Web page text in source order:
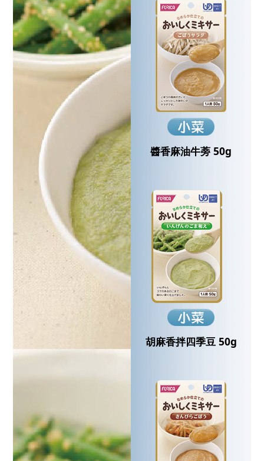
醬香麻油牛蒡 50g
胡麻香拌四季豆 50g